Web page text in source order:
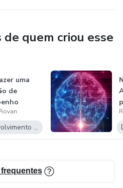
quem criou esse
uma
de
nos
Desenvolvimento Pessoal